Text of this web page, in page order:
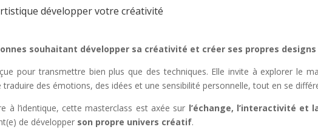
développer votre créativité
souhaitant développer sa créativité et créer ses propres designs
pour transmettre bien plus que des techniques. Elle invite à explorer le
des émotions, des idées et une sensibilité personnelle, tout en se
à l’identique, cette masterclass est axée sur l’échange, l’interactivité et
de développer son propre univers créatif.